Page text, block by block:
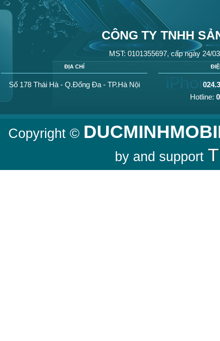
CÔNG TY TNHH
MST: 0101355697, cấp ngày 24/
ĐỊA CHỈ
Số 178 Thái Hà - Q.Đống Đa - TP.Hà Nội
Hotline:
Copyright ©
by and support